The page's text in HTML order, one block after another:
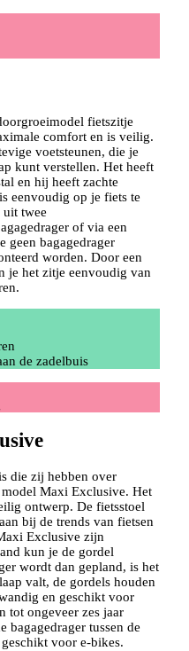
fietszitje
comfort en is veilig.
voetsteunen, die je
kunt verstellen. Het heeft
en hij heeft zachte
eenvoudig op je fiets te
twee
of via een
geen bagagedrager
worden. Door een
je het zitje eenvoudig van
de zadelbuis
die zij hebben over
Maxi Exclusive. Het
ontwerp. De fietsstoel
bij de trends van fietsen
Exclusive zijn
kun je de gordel
wordt dan gepland, is het
valt, de gordels houden
en geschikt voor
tot ongeveer zes jaar
bagagedrager tussen de
voor e-bikes.